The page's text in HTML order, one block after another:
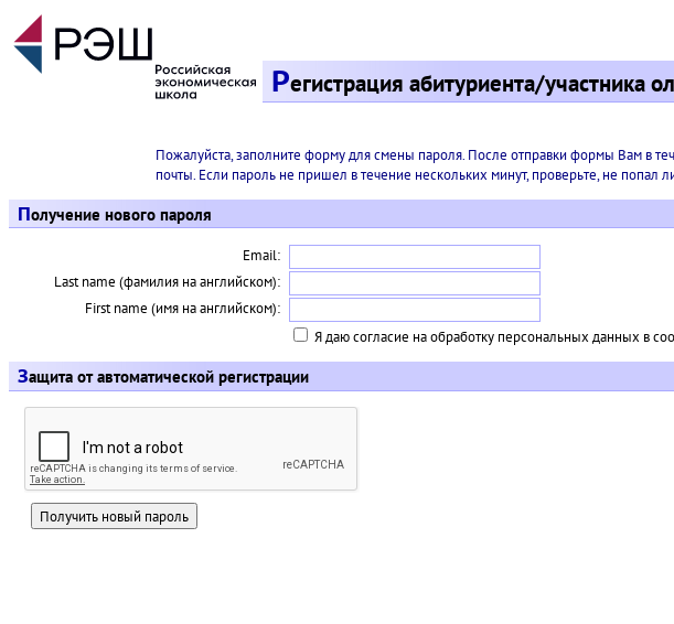
Регистрация абитуриента/участника
Пожалуйста, заполните форму для смены пароля. После отправки формы Вам в
почты. Если пароль не пришел в течение нескольких минут, проверьте, не попал
Получение нового пароля
Email:
Last name (фамилия на английском):
First name (имя на английском):
Я даю согласие на обработку персональных данных в
Защита от автоматической регистрации
Получить новый пароль